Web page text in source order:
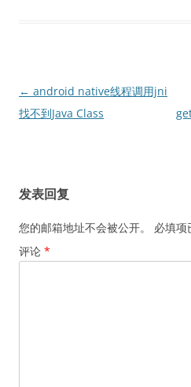
文
章
← android native线程调用jni
找不到Java Class
发表回复
您的邮箱地址不会被公开。 必填项
评论 *